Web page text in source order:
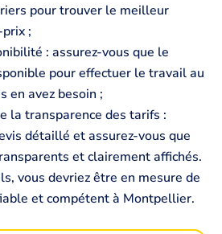
pour trouver le meilleur
;
: assurez-vous que le
pour effectuer le travail au
en avez besoin ;
la transparence des tarifs :
détaillé et assurez-vous que
et clairement affichés.
vous devriez être en mesure de
et compétent à Montpellier.